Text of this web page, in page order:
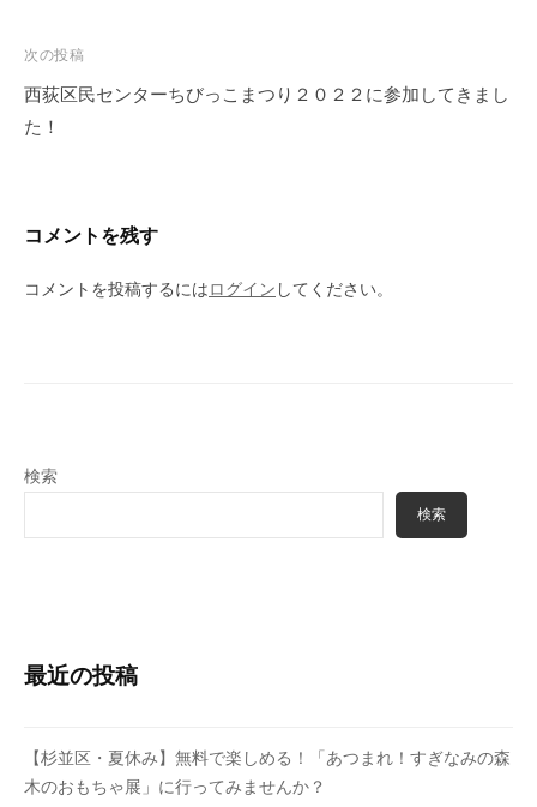
ビ
ゲ
ー
次の投稿
西荻区民センターちびっこまつり２０２２に参加してきまし
た！
コメントを残す
コメントを投稿するには ログイン してください。
検索
検索
最近の投稿
【杉並区・夏休み】無料で楽しめる！「あつまれ！すぎなみの森
木のおもちゃ展」に行ってみませんか？